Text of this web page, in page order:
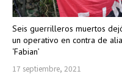
Seis guerrilleros muertos
un operativo en contra de
‘Fabian’
17 septiembre, 2021